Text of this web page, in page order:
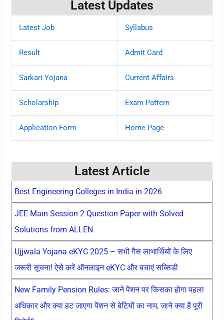
Latest Updates
Latest Job Syllabus
Result Admit Card
Sarkari Yojana Current Affairs
Scholarship Exam Pattern
Application Form Home Page
Latest Article
Best Engineering Colleges in India in 2026
JEE Main Session 2 Question Paper with Solved
Solutions from ALLEN
Ujjwala Yojana eKYC 2025 – सभी गैस लाभार्थियों के लिए
जरूरी सूचना! ऐसे करें ऑनलाइन eKYC और बचाएं सब्सिडी
New Family Pension Rules: जाने पेंशन पर किसका होगा पहला
अधिकार और क्या हट जाएगा पेंशन से बेटियों का नाम, जाने क्या है पूरी